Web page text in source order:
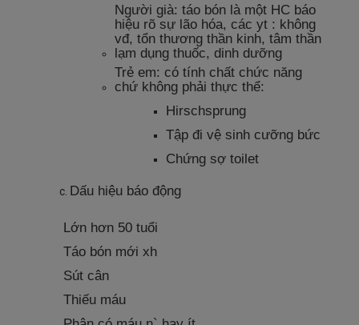
Người già: táo bón là một HC báo
hiệu rõ sự lão hóa, các yt : không
vđ, tổn thương thần kinh, tâm thần
lạm dụng thuốc, dinh dưỡng
Trẻ em: có tính chất chức năng
chứ không phải thực thể:
Hirschsprung
Tập đi vệ sinh cưỡng bức
Chứng sợ toilet
Dấu hiệu báo động
Lớn hơn 50 tuổi
Táo bón mới xh
Sút cân
Thiếu máu